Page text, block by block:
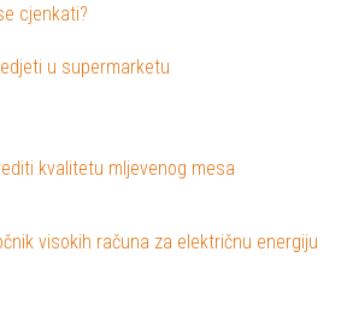
cjenkati?
u supermarketu
kvalitetu mljevenog mesa
visokih računa za električnu energiju